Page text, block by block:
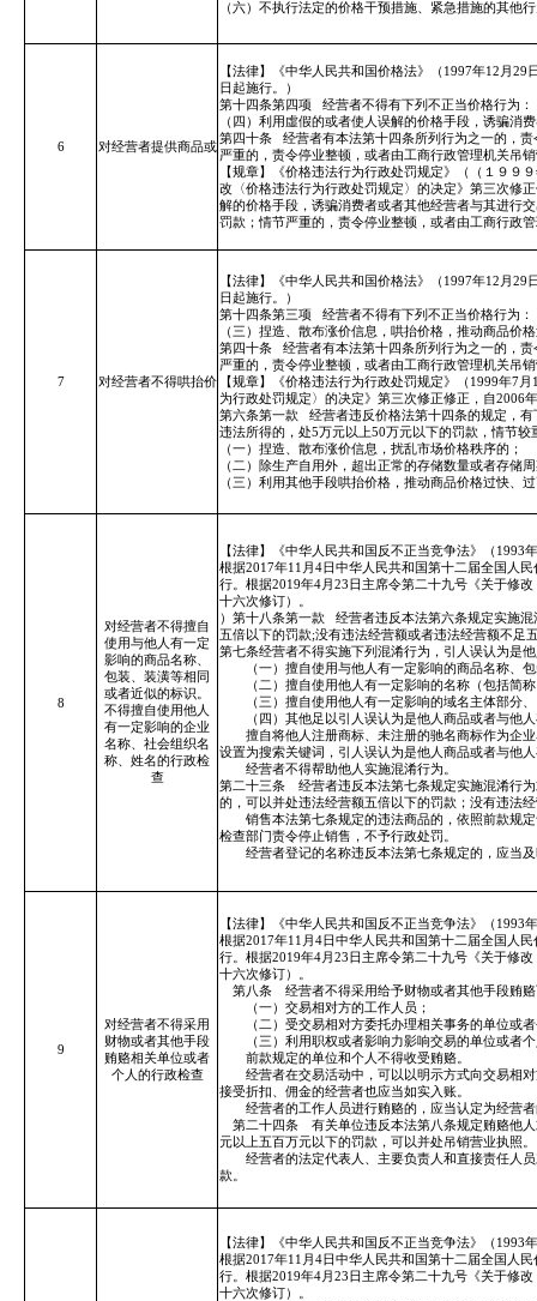
（六）不执行法定的价格干预措施、紧急措施的其他
6 对经营者提供商品或
【法律】《中华人民共和国价格法》（1997年12月
日起施行。）
第十四条第四项
经营者不得有下列不正当价格行为：
（四）利用 虛假的或者使人误解的价格手段，诱骗消
第四十条
经营者有本法第十四条所列行为之一的，
严重的，责令停业整顿，或者由工商行政管理机关吊
【规章】《价格违法行为行政处罚规定》（（１９９
改〈价格违法行为行政处罚规定〉的决定》第三次修
解的价格手段，诱骗消费者或者其他经营者与其进行
罚款；情节严重的，责令停业整顿，或者由工商行政
7 对经营者不得哄抬价
【法律】《中华人民共和国价格法》（1997年12月
日起施行。）
第十四条第三项
经营者不得有下列不正当价格行为：
（三）捏造、散布涨价信息，哄抬价格，推动商品价
第四十条
经营者有本法第十四条所列行为之一的，
严重的，责令停业整顿，或者由工商行政管理机关吊
【规章】《价格违法行为行政处罚规定》（1999年7
为行政处罚规定〉的决定》第三次修正修正，自2006
第六条第一款
经营者违反价格法第十四条的规定，
违法所得的，处5万元以上50万元以下的罚款，情节
（一）捏造、散布涨价信息，扰乱市场价格秩序的；
（二）除生产自用外，超出正常的存储数量或者存储
（三）利用其他手段哄抬价格，推动商品价格过快、
8
对经营者不得擅自
使用与他人有一定
影响的商品名称、
包装、装潢等相同
或者近似的标识。
不得擅自使用他人
有一定影响的企业
名称、社会组织名
称、姓名的行政检
查
【法律】《中华人民共和国反不正当竞争法》（
根据2017年11月4日中华人民共和国第十二届全国人
行。根据2019年4月23日主席令第二十九号《关于修
十六次修订）。
）第十八条第一款
经营者违反本法第六条规定实施
五倍以下的罚款;没有违法经营额或者违法经营额不足
第七条经营者不得实施下列混淆行为，引人误认为是
（一）擅自使用与他人有一定影响的商品名称、包
（二）擅自使用他人有一定影响的名称（包括简称
（三）擅自使用他人有一定影响的域名主体部分、
（四）其他足以引人误认为是他人商品或者与他人
擅自将他人注册商标、未注册的驰名商标作为企业
设置为搜索关键词，引人误认为是他人商品或者与他
经营者不得帮助他人实施混淆行为。
第二十三条 经营者违反本法第七条规定实施混淆行
的，可以并处违法经营额五倍以下的罚款；没有违法
销售本法第七条规定的违法商品的，依照前款规定
检查部门责令停止销售，不予行政处罚。
经营者登记的名称违反本法第七条规定的，应当及
9
对经营者不得采用
财物或者其他手段
贿赂相关单位或者
个人的行政检查
【法律】《中华人民共和国反不正当竞争法》（
根据2017年11月4日中华人民共和国第十二届全国人
行。根据2019年4月23日主席令第二十九号《关于修
十六次修订）。
第八条 经营者不得采用给予财物或者其他手段贿赂
（一）交易相对方的工作人员；
（二）受交易相对方委托办理相关事务的单位或者
（三）利用职权或者影响力影响交易的单位或者个
前款规定的单位和个人不得收受贿赂。
经营者在交易活动中，可以以明示方式向交易相对
接受折扣、佣金的经营者也应当如实入账。
经营者的工作人员进行贿赂的，应当认定为经营者
第二十四条 有关单位违反本法第八条规定贿赂他人
元以上五百万元以下的罚款，可以并处吊销营业执照。
经营者的法定代表人、主要负责人和直接责任人员
款。
【法律】《中华人民共和国反不正当竞争法》（
根据2017年11月4日中华人民共和国第十二届全国人
行。根据2019年4月23日主席令第二十九号《关于修
十六次修订）。